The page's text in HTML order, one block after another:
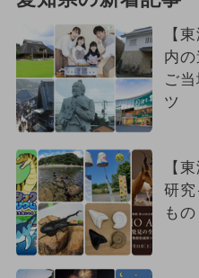
【
内
ご
ツ
【
研究
も